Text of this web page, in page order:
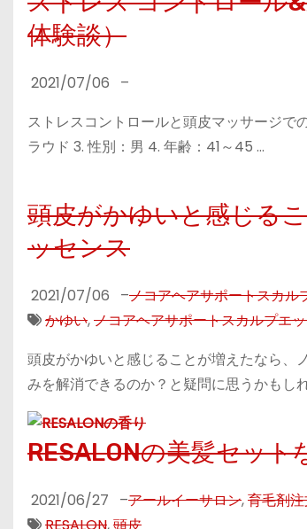
体験談）
2021/07/06
–
ストレスコントロールと頭皮マッサージ
ラウド 3. 性別：男 4. 年齢：41～45 …
頭皮がかゆいと感じる
ッセンス
2021/07/06 –ノコアヘアサポートスカル
かゆい,ノコアヘアサポートスカルプエ
頭皮がかゆいと感じることが増えたなら、
みを解消できるのか？と疑問に思うかもし
RESALONの美髪セッ
2021/06/27 –アールイーサロン,育毛剤